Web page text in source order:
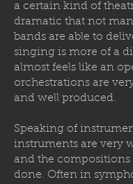
a certain kind of
dramatic that not
bands are able to
singing is more of a
almost feels like an
orchestrations are
and well produced.
Speaking of
instruments are very
and the compositions
done. Often in